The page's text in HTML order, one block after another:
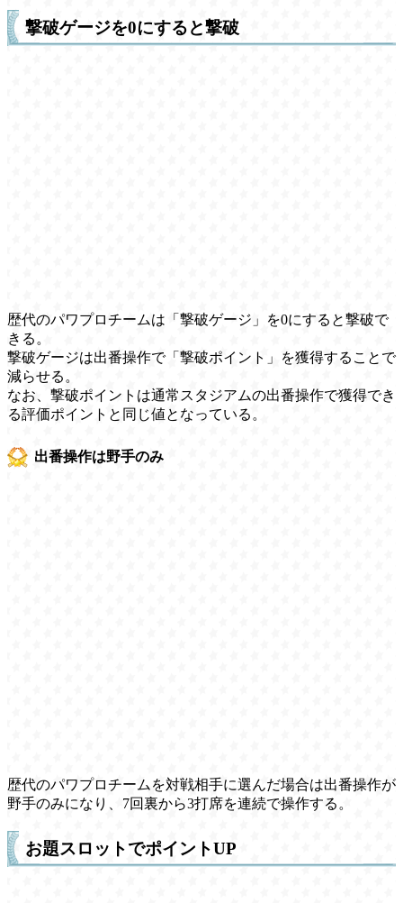
撃破ゲージを0にすると撃破
歴代のパワプロチームは「撃破ゲージ」を0にすると撃破で
きる。
撃破ゲージは出番操作で「撃破ポイント」を獲得することで
減らせる。
なお、撃破ポイントは通常スタジアムの出番操作で獲得でき
る評価ポイントと同じ値となっている。
出番操作は野手のみ
歴代のパワプロチームを対戦相手に選んだ場合は出番操作が
野手のみになり、7回裏から3打席を連続で操作する。
お題スロットでポイントUP